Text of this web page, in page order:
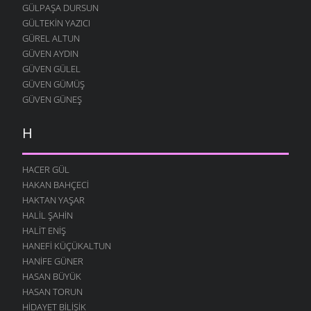
23 KASIM 2009
SEVDAN ETTI
21 KASIM 2009
DOĞAYI ÖZLERDIK
21 KASIM 2009
SÖZÜM ANLAYANA
HALI PERIŞAN
13 KASIM 2009
KÖYDE SENI BEKLIYOR
4 KASIM 2009
YOLUMUZ VARDIĞI ZAMAN
1 KASIM 2009
KÖY YERINE GIDESIN VAR
30 EKIM 2009
DOSTLAR
25 EKIM 2009
GÜLPAŞA DURSUN
GÜLTEKIN YAZICI
GÜREL ALTUN
GÜVEN AYDIN
GÜVEN GÜLEL
GÜVEN GÜMÜŞ
GÜVEN GÜNEŞ
H
HACER GÜL
HAKAN BAHÇECI
HAKTAN YAŞAR
HALIL ŞAHIN
HALIT ENIŞ
HANEFI KÜÇÜKALTUN
HANIFE GÜNER
HASAN BÜYÜK
HASAN TORUN
HIDAYET BILIŞIK